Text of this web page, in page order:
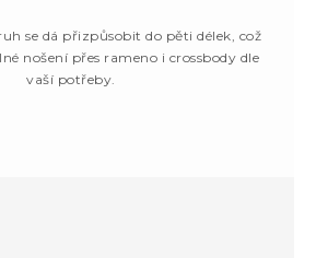
se dá přizpůsobit do pěti délek, což
nošení přes rameno i crossbody dle
vaší potřeby.